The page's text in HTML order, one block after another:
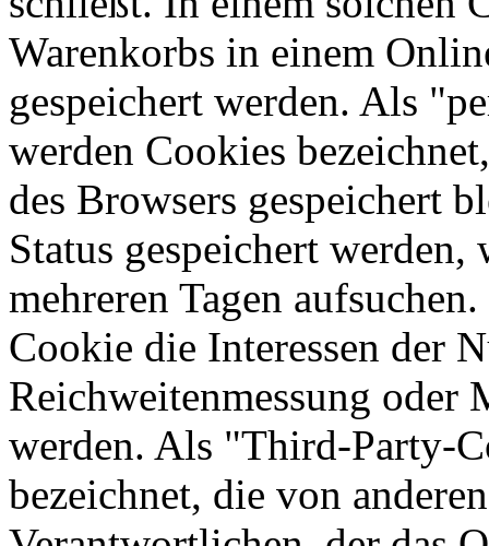
Warenkorbs in einem
gespeichert werden. Als
werden Cookies
des Browsers gespeichert
Status gespeichert
mehreren Tagen
Cookie die Interessen der
Reichweitenmessung oder
werden. Als "Third-Party-
bezeichnet, die von